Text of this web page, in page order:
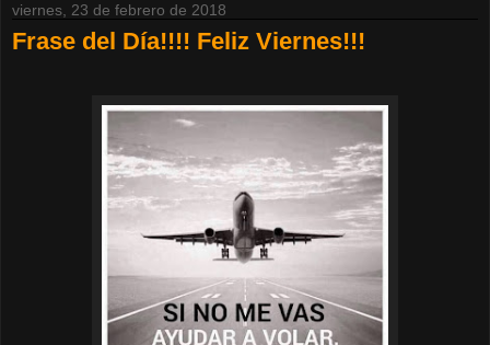
viernes, 23 de febrero de 2018
Frase del Día!!!! Feliz Viernes!!!